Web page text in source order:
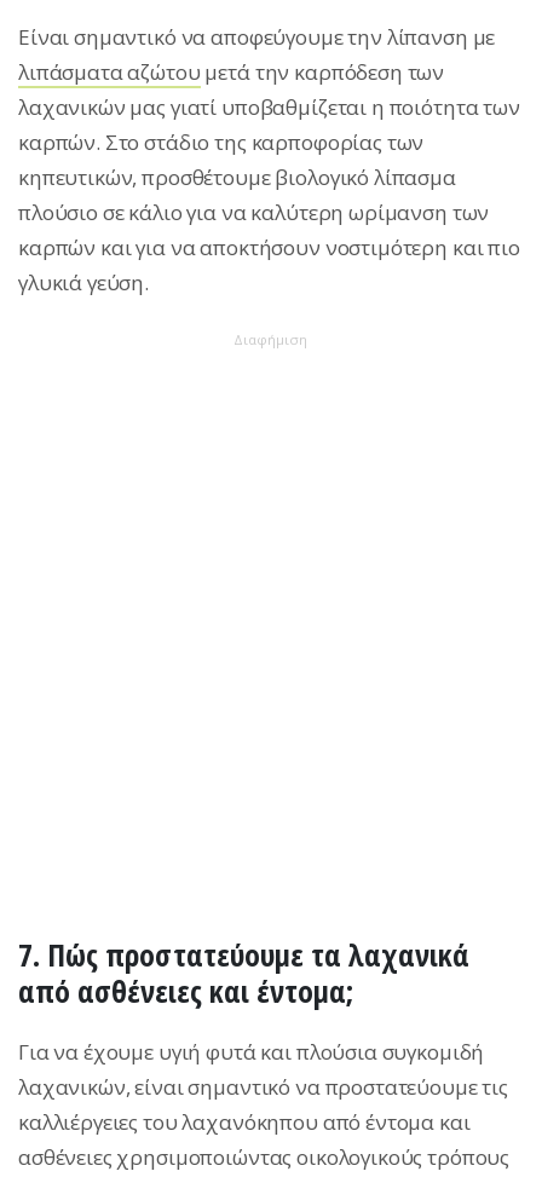
Είναι σημαντικό να αποφεύγουμε την λίπανση με
λιπάσματα αζώτου μετά την καρπόδεση των
λαχανικών μας γιατί υποβαθμίζεται η ποιότητα των
καρπών. Στο στάδιο της καρποφορίας των
κηπευτικών, προσθέτουμε βιολογικό λίπασμα
πλούσιο σε κάλιο για να καλύτερη ωρίμανση των
καρπών και για να αποκτήσουν νοστιμότερη και πιο
γλυκιά γεύση.
Διαφήμιση
7. Πώς προστατεύουμε τα λαχανικά
από ασθένειες και έντομα;
Για να έχουμε υγιή φυτά και πλούσια συγκομιδή
λαχανικών, είναι σημαντικό να προστατεύουμε τις
καλλιέργειες του λαχανόκηπου από έντομα και
ασθένειες χρησιμοποιώντας οικολογικούς τρόπους